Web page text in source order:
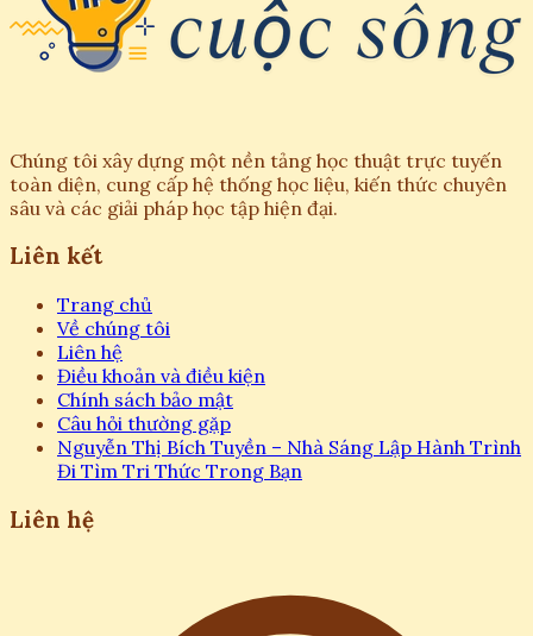
Chúng tôi xây dựng một nền tảng học thuật trực tuyến
toàn diện, cung cấp hệ thống học liệu, kiến thức chuyên
sâu và các giải pháp học tập hiện đại.
Liên kết
Trang chủ
Về chúng tôi
Liên hệ
Điều khoản và điều kiện
Chính sách bảo mật
Câu hỏi thường gặp
Nguyễn Thị Bích Tuyền – Nhà Sáng Lập Hành Trình
Đi Tìm Tri Thức Trong Bạn
Liên hệ